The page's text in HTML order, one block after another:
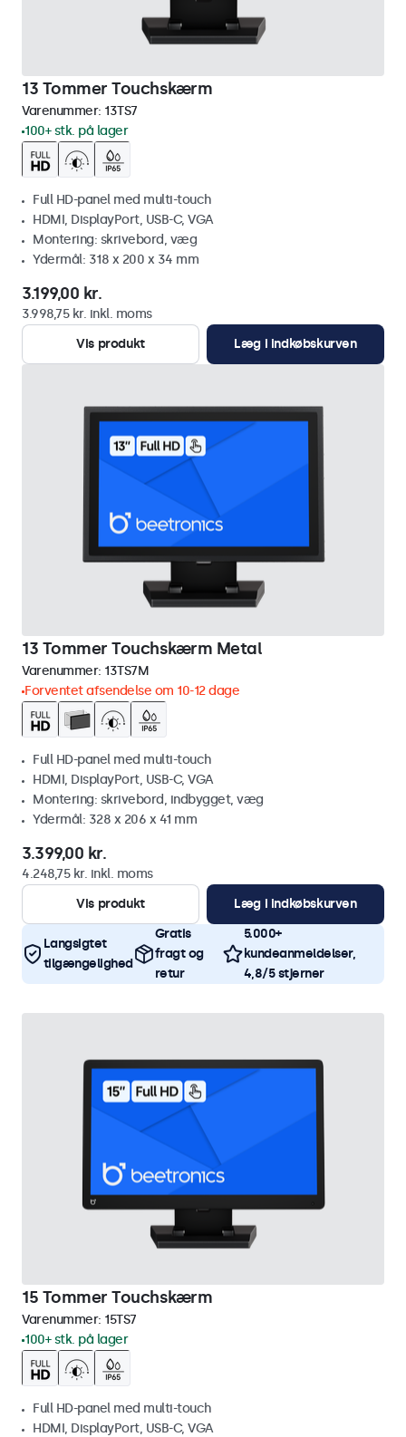
13 Tommer Touchskærm
Varenummer: 13TS7
100+ stk. på lager
Full HD-panel med multi-touch
HDMI, DisplayPort, USB-C, VGA
Montering: skrivebord, væg
Ydermål: 318 x 200 x 34 mm
3.199,00 kr.
3.998,75 kr. inkl. moms
Vis produkt
Læg i indkøbskurven
13 Tommer Touchskærm Metal
Varenummer: 13TS7M
Forventet afsendelse om 10-12 dage
Full HD-panel med multi-touch
HDMI, DisplayPort, USB-C, VGA
Montering: skrivebord, indbygget, væg
Ydermål: 328 x 206 x 41 mm
3.399,00 kr.
4.248,75 kr. inkl. moms
Vis produkt
Læg i indkøbskurven
Langsigtet
tilgængelighed
Gratis
fragt og
retur
5.000+
kundeanmeldelser,
4,8/5 stjerner
15 Tommer Touchskærm
Varenummer: 15TS7
100+ stk. på lager
Full HD-panel med multi-touch
HDMI, DisplayPort, USB-C, VGA